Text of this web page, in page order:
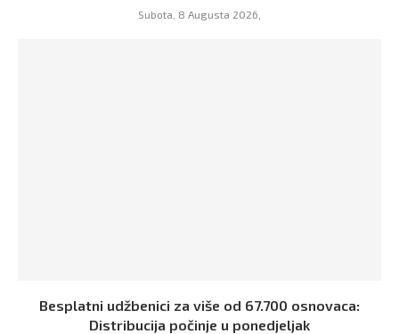
Subota, 8 Augusta 2026,
Besplatni udžbenici za više od 67.700 osnovaca:
Distribucija počinje u ponedjeljak